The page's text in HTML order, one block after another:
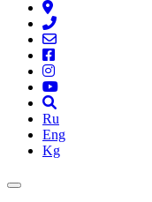
Ru
Eng
Kg